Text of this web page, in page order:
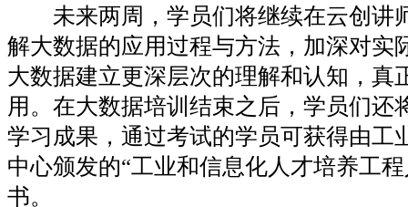
未来两周，学员们将继续在云创讲
解大数据的应用过程与方法，加深对实
大数据建立更深层次的理解和认知，真
用。在大数据培训结束之后，学员们还
学习成果，通过考试的学员可获得由工
中心颁发的“工业和信息化人才培养工
书。